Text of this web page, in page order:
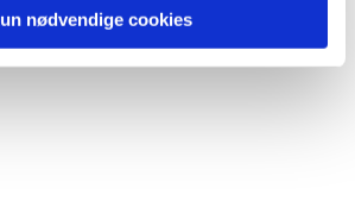
nødvendige cookies